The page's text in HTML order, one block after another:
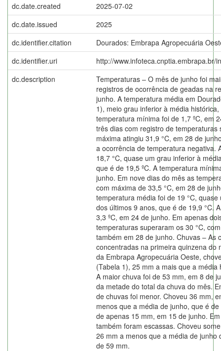
dc.date.created
2025-07-02
dc.date.issued
2025
dc.identifier.citation
Dourados: Embrapa Agropecuária
dc.identifier.uri
http://www.infoteca.cnptia.embrapa.br/
dc.description
Temperaturas – O mês de junho foi
registros de ocorrência de geadas na
junho. A temperatura média em
1), meio grau inferior à média
temperatura mínima foi de 1,7 ºC, em
três dias com registro de temperaturas
máxima atingiu 31,9 °C, em 28 de
a ocorrência de temperatura negativa.
18,7 °C, quase um grau inferior à
que é de 19,5 ºC. A temperatura
junho. Em nove dias do mês as
com máxima de 33,5 °C, em 28 de
temperatura média foi de 19 °C,
dos últimos 9 anos, que é de 19,9 °C.
3,3 ºC, em 24 de junho. Em apenas
temperaturas superaram os 30 °C,
também em 28 de junho. Chuvas – As
concentradas na primeira quinzena do
da Embrapa Agropecuária Oeste,
(Tabela 1), 25 mm a mais que a
A maior chuva foi de 53 mm, em 8 de
da metade do total da chuva do mês.
de chuvas foi menor. Choveu 36 mm,
menos que a média de junho, que é
de apenas 15 mm, em 15 de junho.
também foram escassas. Choveu
26 mm a menos que a média de junho
de 59 mm.